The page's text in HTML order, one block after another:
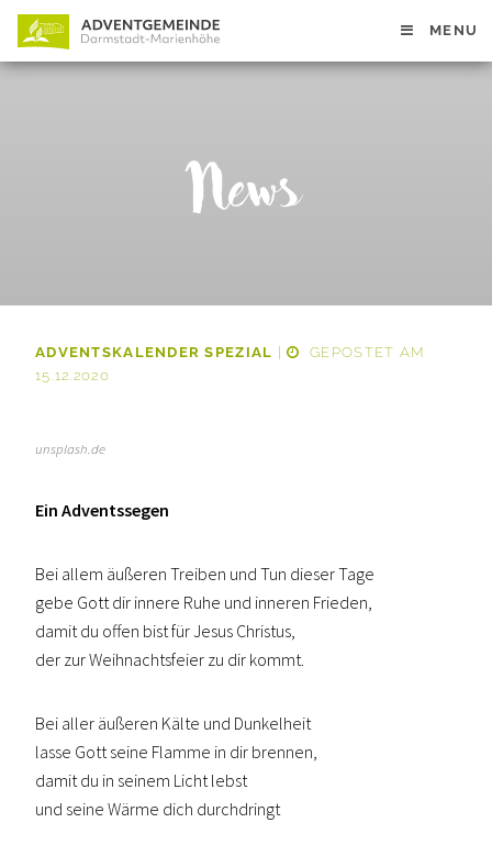
MENU
News
ADVENTSKALENDER SPEZIAL |
GEPOSTET AM
15.12.2020
unsplash.de
Ein Adventssegen
Bei allem äußeren Treiben und Tun dieser Tage
gebe Gott dir innere Ruhe und inneren Frieden,
damit du offen bist für Jesus Christus,
der zur Weihnachtsfeier zu dir kommt.
Bei aller äußeren Kälte und Dunkelheit
lasse Gott seine Flamme in dir brennen,
damit du in seinem Licht lebst
und seine Wärme dich durchdringt